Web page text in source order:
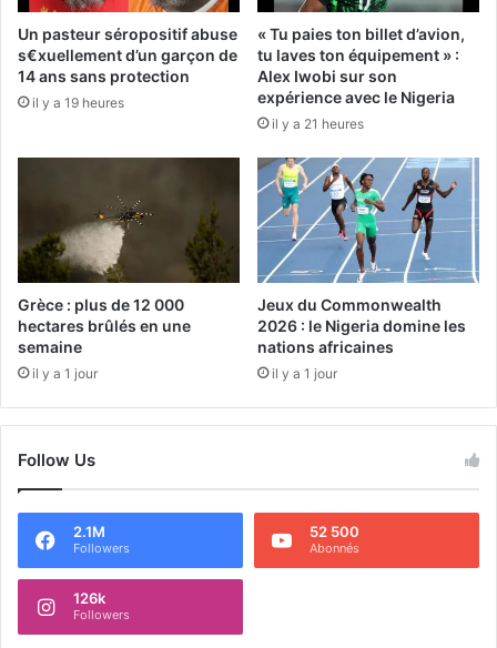
Un pasteur séropositif abuse
s€xuellement d’un garçon de
14 ans sans protection
il y a 19 heures
« Tu paies ton billet d’avion,
tu laves ton équipement » :
Alex Iwobi sur son
expérience avec le Nigeria
il y a 21 heures
Grèce : plus de 12 000
hectares brûlés en une
semaine
il y a 1 jour
Jeux du Commonwealth
2026 : le Nigeria domine les
nations africaines
il y a 1 jour
Follow Us
2.1M
Followers
52 500
Abonnés
126k
Followers